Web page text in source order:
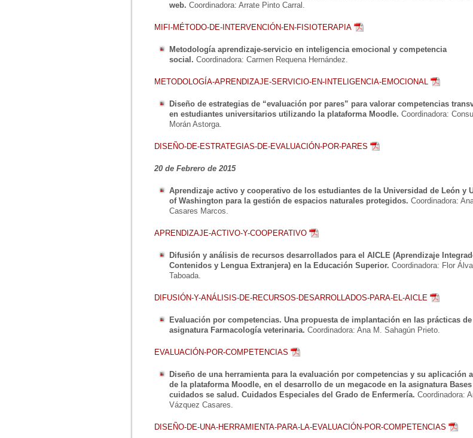
web. Coordinadora: Arrate Pinto Carral.
MIFI-MÉTODO-DE-INTERVENCIÓN-EN-FISIOTERAPIA
Metodología aprendizaje-servicio en inteligencia emocional y competencia
social. Coordinadora: Carmen Requena Hernández.
METODOLOGÍA-APRENDIZAJE-SERVICIO-EN-INTELIGENCIA-EMOCIONAL
Diseño de estrategias de “evaluación por pares” para valorar competencias
en estudiantes universitarios utilizando la plataforma Moodle. Coordinadora:
Morán Astorga.
DISEÑO-DE-ESTRATEGIAS-DE-EVALUACIÓN-POR-PARES
20 de Febrero de 2015
Aprendizaje activo y cooperativo de los estudiantes de la Universidad de León y
of Washington para la gestión de espacios naturales protegidos. Coordinadora:
Casares Marcos.
APRENDIZAJE-ACTIVO-Y-COOPERATIVO
Difusión y análisis de recursos desarrollados para el AICLE (Aprendizaje
Contenidos y Lengua Extranjera) en la Educación Superior. Coordinadora: Flor
Taboada.
DIFUSIÓN-Y-ANÁLISIS-DE-RECURSOS-DESARROLLADOS-PARA-EL-AICLE
Evaluación por competencias. Una propuesta de implantación en las prácticas
asignatura Farmacología veterinaria. Coordinadora: Ana M. Sahagún Prieto.
EVALUACIÓN-POR-COMPETENCIAS
Diseño de una herramienta para la evaluación por competencias y su aplicación
de la plataforma Moodle, en el desarrollo de un megacode en la asignatura
cuidados se salud. Cuidados Especiales del Grado de Enfermería. Coordinadora:
Vázquez Casares.
DISEÑO-DE-UNA-HERRAMIENTA-PARA-LA-EVALUACIÓN-POR-COMPETENCIAS